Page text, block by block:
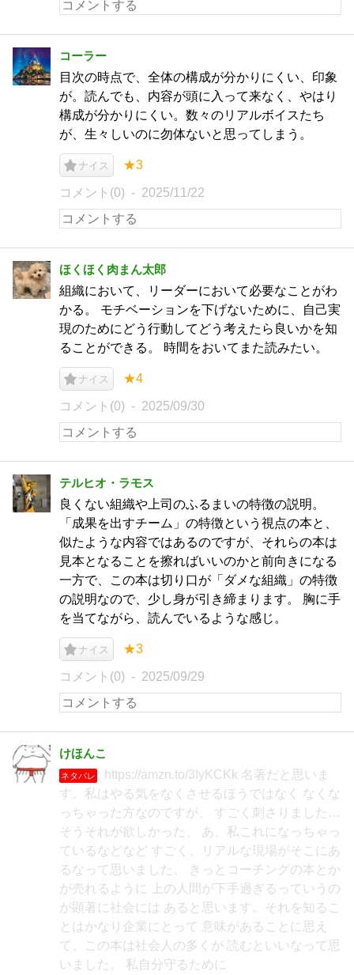
コーラー
目次の時点で、全体の構成が分かりにくい、印象
が。読んでも、内容が頭に入って来なく、やはり
構成が分かりにくい。数々のリアルボイスたち
が、生々しいのに勿体ないと思ってしまう。
ナイス ★3
コメント(0) 2025/11/22
ほくほく肉まん太郎
組織において、リーダーにおいて必要なことがわ
かる。 モチベーションを下げないために、自己実
現のためにどう行動してどう考えたら良いかを知
ることができる。 時間をおいてまた読みたい。
ナイス ★4
コメント(0) 2025/09/30
テルヒオ・ラモス
良くない組織や上司のふるまいの特徴の説明。
「成果を出すチーム」の特徴という視点の本と、
似たような内容ではあるのですが、それらの本は
見本となることを擦ればいいのかと前向きになる
一方で、この本は切り口が「ダメな組織」の特徴
の説明なので、少し身が引き締まります。 胸に手
を当てながら、読んでいるような感じ。
ナイス ★3
コメント(0) 2025/09/29
けほんこ
ネタバレ
https://amzn.to/3IyKCKk 名著だと思いま
す。私はやる気をなくさせるほうではなく なくな
っちゃった方なのですが、 すごく刺さりました…
そうそれが欲しかった、 あ、私これになっちゃっ
ているなどなど すごく、リアルな現場がそこにあ
るなって思いました。 きっとコーチングの本とか
が売れるように 上の人間が下手過ぎるっていうの
が顕著に社会には あると思います。それを知るこ
とはかなり企業にとって 意味があることに思え
て、この本は社会人の多くが 読むといいなって思
いました。 私自分守るために